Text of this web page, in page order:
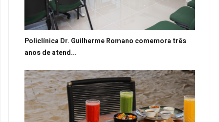
Policlínica Dr. Guilherme Romano comemora três
anos de atend...